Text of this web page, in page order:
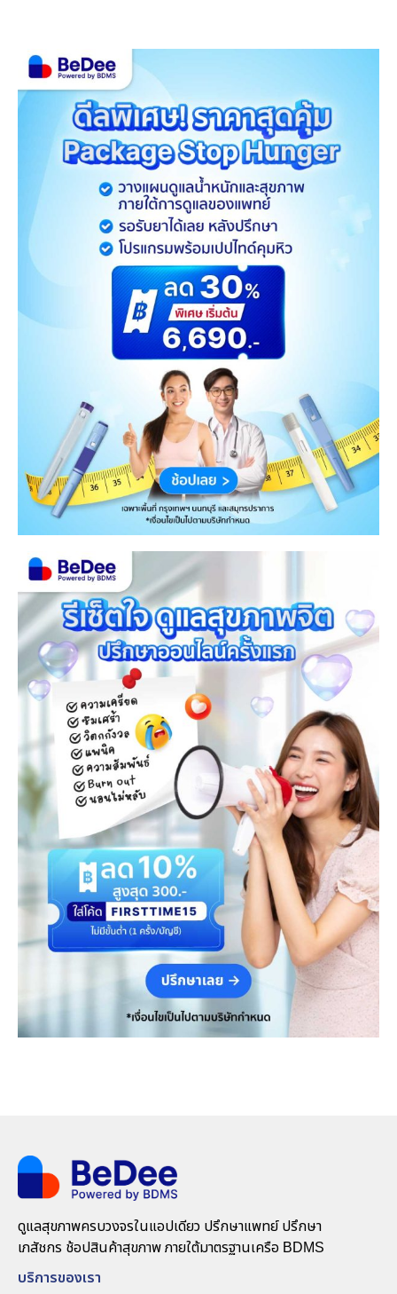
Leading the Intelligent
Workplace”
ดูแลสุขภาพครบวงจรในแอปเดียว ปรึกษาแพทย์ ปรึกษา
เภสัชกร ช้อปสินค้าสุขภาพ ภายใต้มาตรฐานเครือ BDMS
บริการของเรา